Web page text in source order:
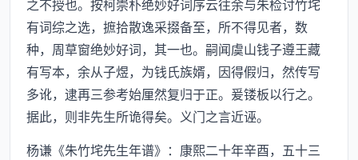
之不授也。按柯崇朴绝妙好词序云往余与朱检讨竹垞
有词综之选，摭拾散逸采掇备至，所不得见者，数
种，周草窗绝妙好词，其一也。嗣闻虞山钱子遵王藏
有写本，余从子煜，为钱氏族婿，因得假归，然传写
多讹，逮再三参考始厘然复归于正。爰镂板以行之。
据此，则非先生所诡得矣。义门之言近诬。
杨谦《朱竹垞先生年谱》：康熙二十年辛酉，五十三